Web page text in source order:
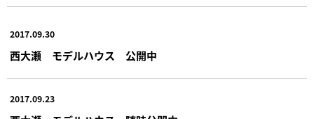
2017.09.30
西大瀬 モデルハウス 公開中
2017.09.23